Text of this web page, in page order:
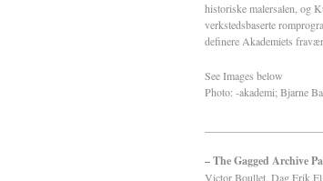
historiske malersalen, og
verkstedsbaserte
definere Akademiets
See Images below
Photo: -akademi; Bjarne
– The Gagged Archive
Victor Boullet, Dag Erik